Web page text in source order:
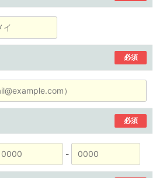
必須
必須
-